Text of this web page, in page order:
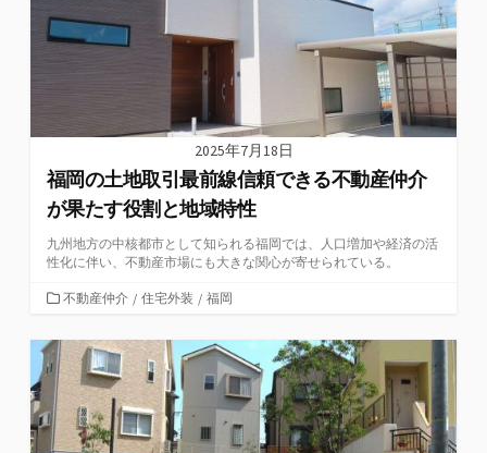
2025年7月18日
福岡の土地取引最前線信頼できる不動産仲介
が果たす役割と地域特性
九州地方の中核都市として知られる福岡では、人口増加や経済の活
性化に伴い、不動産市場にも大きな関心が寄せられている。
カ
ゴ
リ
ー
不動産仲介 / 住宅外装 / 福岡